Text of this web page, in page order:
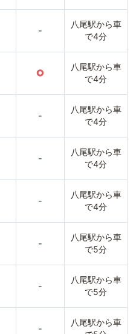
-
八尾駅から車
で4分
○
八尾駅から車
で4分
-
八尾駅から車
で4分
-
八尾駅から車
で4分
-
八尾駅から車
で4分
-
八尾駅から車
で5分
-
八尾駅から車
で5分
-
八尾駅から車